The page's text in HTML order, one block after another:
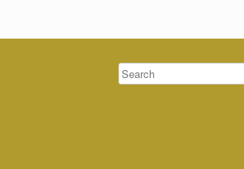
Search